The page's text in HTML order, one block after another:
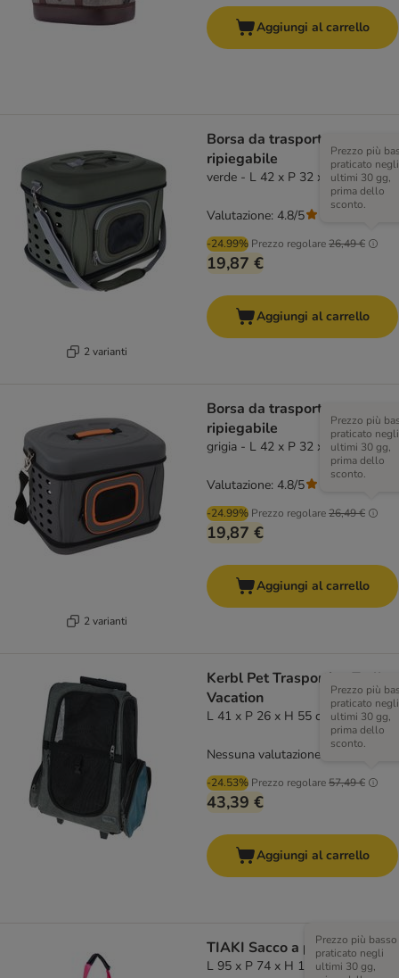
Aggiungi al carrello
2 varianti
Borsa da trasporto
ripiegabile
verde - L 42 x P 32 x H 34 cm
-24.99% Prezzo regolare26,49 €
Prezzo più
praticato negli
ultimi 30 gg,
prima dello
sconto.
19,87 €
Valutazione: 4.8/5
Aggiungi al carrello
2 varianti
Borsa da trasporto
ripiegabile
grigia - L 42 x P 32 x H 30
-24.99% Prezzo regolare26,49 €
Prezzo più
praticato negli
ultimi 30 gg,
prima dello
sconto.
19,87 €
Valutazione: 4.8/5
Aggiungi al carrello
Kerbl Pet Trasportino Trolley
Vacation
L 41 x P 26 x H 55 cm
-24.53% Prezzo regolare57,49 €
Prezzo più
praticato negli
ultimi 30 gg,
prima dello
sconto.
43,39 €
Nessuna valutazione
Aggiungi al carrello
TIAKI Sacco a pelo portatile
L 95 x P 74 x H 11 cm
Prezzo più basso
praticato negli
ultimi 30 gg,